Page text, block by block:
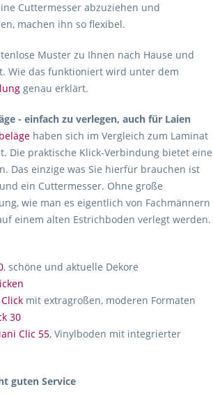
Cuttermesser abzuziehen und
machen ihn so flexibel.
Muster zu Ihnen nach Hause und
Wie das funktioniert wird unter dem
genau erklärt.
- einfach zu verlegen, auch für Laien
haben sich im Vergleich zum Laminat
Die praktische Klick-Verbindung bietet eine
Das einzige was Sie hierfür brauchen ist
ein Cuttermesser. Ohne große
wie man es eigentlich von Fachmännern
einem alten Estrichboden verlegt werden.
, schöne und aktuelle Dekore
mit extragroßen, moderen Formaten
30
Clic 55, Vinylboden mit integrierter
guten Service